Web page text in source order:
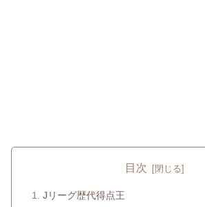
目次
Jリーグ歴代得点王